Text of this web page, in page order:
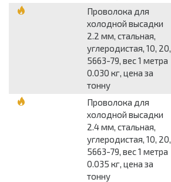
Проволока для
холодной высадки
2.2 мм, стальная,
углеродистая, 10, 20,
5663-79, вес 1 метра
0.030 кг, цена за
тонну
Проволока для
холодной высадки
2.4 мм, стальная,
углеродистая, 10, 20,
5663-79, вес 1 метра
0.035 кг, цена за
тонну